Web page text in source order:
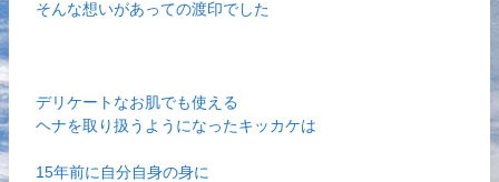
そんな想いがあっての渡印でした
デリケートなお肌でも使える
ヘナを取り扱うようになったキッカケは
15年前に自分自身の身に